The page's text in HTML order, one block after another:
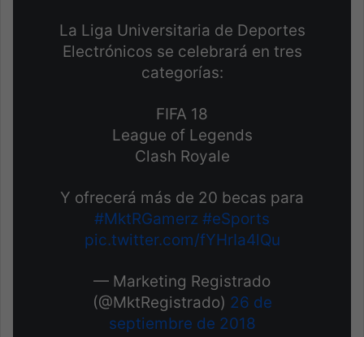
La Liga Universitaria de Deportes
Electrónicos se celebrará en tres
categorías:
FIFA 18
League of Legends
Clash Royale
Y ofrecerá más de 20 becas para
#MktRGamerz #eSports
pic.twitter.com/fYHrIa4lQu
— Marketing Registrado
(@MktRegistrado) 26 de
septiembre de 2018